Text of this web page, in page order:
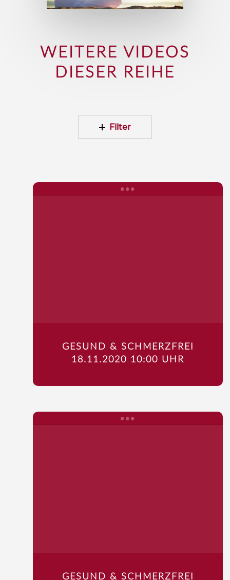
WEITERE VIDEOS
DIESER REIHE
Filter
GESUND & SCHMERZFREI
18.11.2020 10:00 UHR
GESUND & SCHMERZFREI